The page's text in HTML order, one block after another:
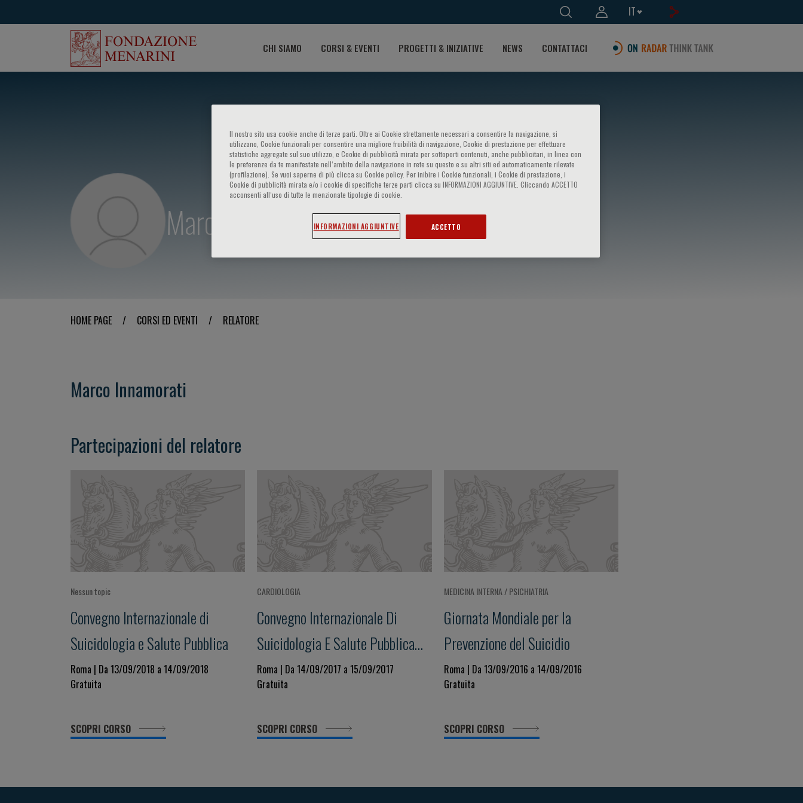
IT
CHI SIAMO CORSI & EVENTI PROGETTI & INIZIATIVE NEWS CONTATTACI
Marco Innamorati
HOME PAGE / CORSI ED EVENTI / RELATORE
Marco Innamorati
Partecipazioni del relatore
Nessun topic
Convegno Internazionale di
Suicidologia e Salute Pubblica
Roma | Da 13/09/2018 a 14/09/2018
Gratuita
SCOPRI CORSO
CARDIOLOGIA
Convegno Internazionale Di
Suicidologia E Salute Pubblica
Giornata Mondiale Per La
Prevenzione Del Suicidio XV
Edizione
Roma | Da 14/09/2017 a 15/09/2017
Gratuita
SCOPRI CORSO
MEDICINA INTERNA / PSICHIATRIA
Giornata Mondiale per la
Prevenzione del Suicidio
Roma | Da 13/09/2016 a 14/09/2016
Gratuita
SCOPRI CORSO
Il nostro sito usa cookie anche di terze parti. Oltre ai Cookie strettamente necessari a consentire la navigazione, si
utilizzano, Cookie funzionali per consentire una migliore fruibilità di navigazione, Cookie di prestazione per effettuare
statistiche aggregate sul suo utilizzo, e Cookie di pubblicità mirata per sottoporti contenuti, anche pubblicitari, in linea con
le preferenze da te manifestate nell‘ambito della navigazione in rete su questo e su altri siti ed automaticamente rilevate
(profilazione). Se vuoi saperne di più clicca su Cookie policy. Per inibire i Cookie funzionali, i Cookie di prestazione, i
Cookie di pubblicità mirata e/o i cookie di specifiche terze parti clicca su INFORMAZIONI AGGIUNTIVE. Cliccando ACCETTO
acconsenti all’uso di tutte le menzionate tipologie di cookie.
INFORMAZIONI AGGIUNTIVE ACCETTO